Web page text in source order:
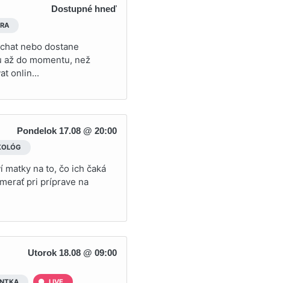
Dostupné hneď
nebo dostane
do momentu, než
onlin...
Pondelok 17.08 @ 20:00
na to, čo ich čaká
pri príprave na
Utorok 18.08 @ 09:00